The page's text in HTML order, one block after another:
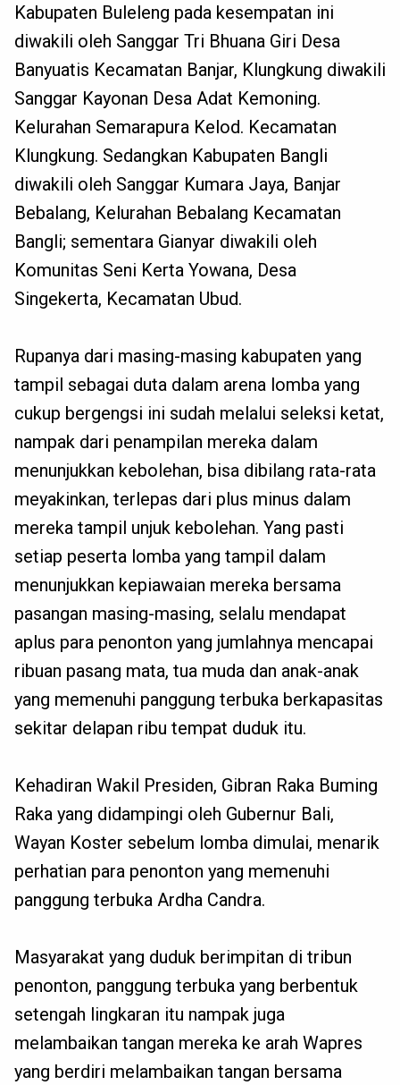
Kabupaten Buleleng pada kesempatan ini
diwakili oleh Sanggar Tri Bhuana Giri Desa
Banyuatis Kecamatan Banjar, Klungkung diwakili
Sanggar Kayonan Desa Adat Kemoning.
Kelurahan Semarapura Kelod. Kecamatan
Klungkung. Sedangkan Kabupaten Bangli
diwakili oleh Sanggar Kumara Jaya, Banjar
Bebalang, Kelurahan Bebalang Kecamatan
Bangli; sementara Gianyar diwakili oleh
Komunitas Seni Kerta Yowana, Desa
Singekerta, Kecamatan Ubud.
Rupanya dari masing-masing kabupaten yang
tampil sebagai duta dalam arena lomba yang
cukup bergengsi ini sudah melalui seleksi ketat,
nampak dari penampilan mereka dalam
menunjukkan kebolehan, bisa dibilang rata-rata
meyakinkan, terlepas dari plus minus dalam
mereka tampil unjuk kebolehan. Yang pasti
setiap peserta lomba yang tampil dalam
menunjukkan kepiawaian mereka bersama
pasangan masing-masing, selalu mendapat
aplus para penonton yang jumlahnya mencapai
ribuan pasang mata, tua muda dan anak-anak
yang memenuhi panggung terbuka berkapasitas
sekitar delapan ribu tempat duduk itu.
Kehadiran Wakil Presiden, Gibran Raka Buming
Raka yang didampingi oleh Gubernur Bali,
Wayan Koster sebelum lomba dimulai, menarik
perhatian para penonton yang memenuhi
panggung terbuka Ardha Candra.
Masyarakat yang duduk berimpitan di tribun
penonton, panggung terbuka yang berbentuk
setengah lingkaran itu nampak juga
melambaikan tangan mereka ke arah Wapres
yang berdiri melambaikan tangan bersama